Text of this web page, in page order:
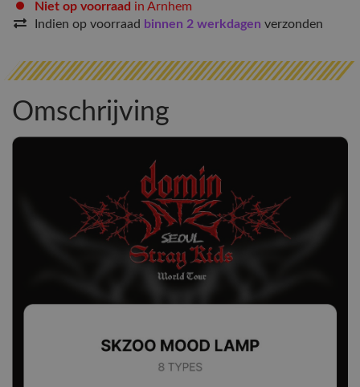
Niet op voorraad in Arnhem
Indien op voorraad binnen 2 werkdagen verzonden
Omschrijving